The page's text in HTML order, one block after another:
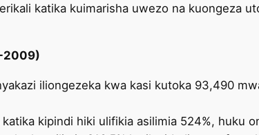
katika kuimarisha uwezo na kuongeza
2009)
iliongezeka kwa kasi kutoka 93,490
katika kipindi hiki ulifikia asilimia 524%, huku